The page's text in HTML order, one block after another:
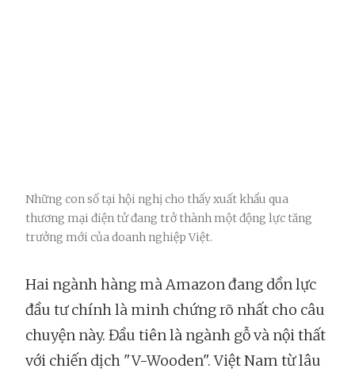
Những con số tại hội nghị cho thấy xuất khẩu qua
thương mại điện tử đang trở thành một động lực tăng
trưởng mới của doanh nghiệp Việt.
Hai ngành hàng mà Amazon đang dồn lực
đầu tư chính là minh chứng rõ nhất cho câu
chuyện này. Đầu tiên là ngành gỗ và nội thất
với chiến dịch "V-Wooden". Việt Nam từ lâu